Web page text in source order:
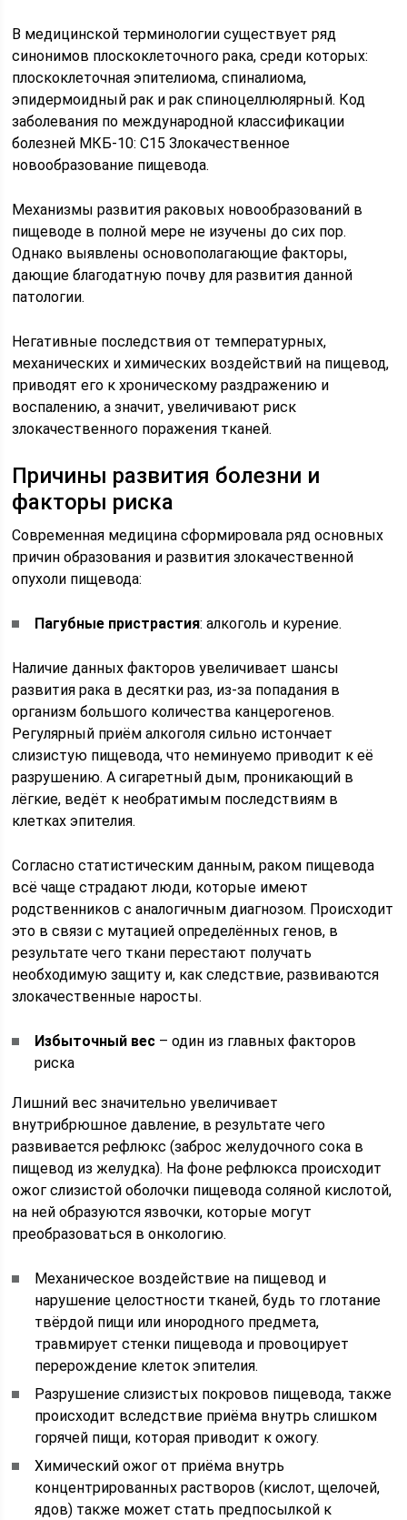
В медицинской терминологии существует ряд
синонимов плоскоклеточного рака, среди которых:
плоскоклеточная эпителиома, спиналиома,
эпидермоидный рак и рак спиноцеллюлярный. Код
заболевания по международной классификации
болезней МКБ-10: С15 Злокачественное
новообразование пищевода.
Механизмы развития раковых новообразований в
пищеводе в полной мере не изучены до сих пор.
Однако выявлены основополагающие факторы,
дающие благодатную почву для развития данной
патологии.
Негативные последствия от температурных,
механических и химических воздействий на пищевод,
приводят его к хроническому раздражению и
воспалению, а значит, увеличивают риск
злокачественного поражения тканей.
Причины развития болезни и
факторы риска
Современная медицина сформировала ряд основных
причин образования и развития злокачественной
опухоли пищевода:
Пагубные пристрастия: алкоголь и курение.
Наличие данных факторов увеличивает шансы
развития рака в десятки раз, из-за попадания в
организм большого количества канцерогенов.
Регулярный приём алкоголя сильно истончает
слизистую пищевода, что неминуемо приводит к её
разрушению. А сигаретный дым, проникающий в
лёгкие, ведёт к необратимым последствиям в
клетках эпителия.
Согласно статистическим данным, раком пищевода
всё чаще страдают люди, которые имеют
родственников с аналогичным диагнозом. Происходит
это в связи с мутацией определённых генов, в
результате чего ткани перестают получать
необходимую защиту и, как следствие, развиваются
злокачественные наросты.
Избыточный вес – один из главных факторов
риска
Лишний вес значительно увеличивает
внутрибрюшное давление, в результате чего
развивается рефлюкс (заброс желудочного сока в
пищевод из желудка). На фоне рефлюкса происходит
ожог слизистой оболочки пищевода соляной кислотой,
на ней образуются язвочки, которые могут
преобразоваться в онкологию.
Механическое воздействие на пищевод и
нарушение целостности тканей, будь то глотание
твёрдой пищи или инородного предмета,
травмирует стенки пищевода и провоцирует
перерождение клеток эпителия.
Разрушение слизистых покровов пищевода, также
происходит вследствие приёма внутрь слишком
горячей пищи, которая приводит к ожогу.
Химический ожог от приёма внутрь
концентрированных растворов (кислот, щелочей,
ядов) также может стать предпосылкой к